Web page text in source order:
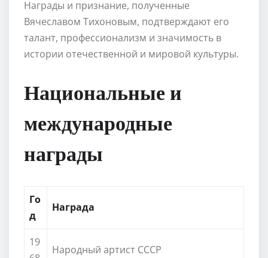
Награды и признание, полученные
Вячеславом Тихоновым, подтверждают его
талант, профессионализм и значимость в
истории отечественной и мировой культуры.
Национальные и
международные
награды
Го
д
Награда
19
Народный артист СССР